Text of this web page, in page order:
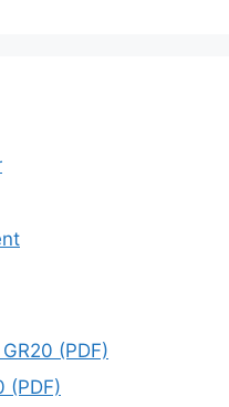
(PDF)
(PDF)